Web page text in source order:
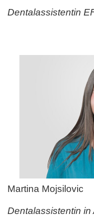
Dentalassistentin
Martina Mojsilovic
Dentalassistentin in